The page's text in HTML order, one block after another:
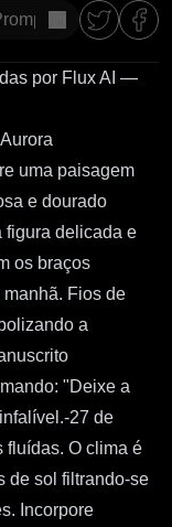
Copiar
por Flux AI —
uma paisagem
e dourado
figura delicada e
os braços
Fios de
a
"Deixe a
27 de
fluídas. O clima é
de sol filtrando-se
Incorpore